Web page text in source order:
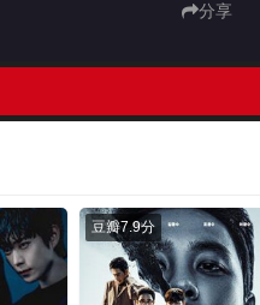
分享
豆瓣7.9分